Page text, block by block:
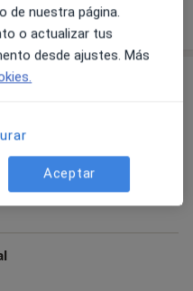
detalles
la experiencia
de nuestra página.
o actualizar tus
desde ajustes. Más
Aceptar